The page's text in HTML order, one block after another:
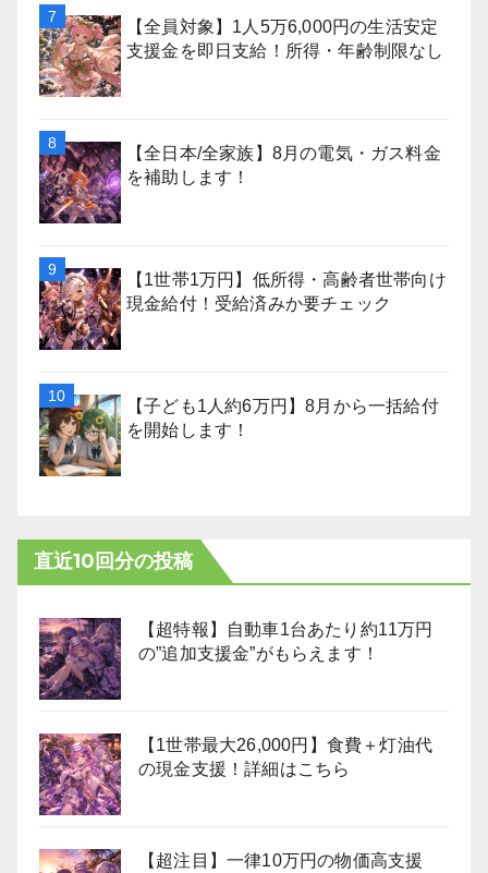
【全員対象】1人5万6,000円の生活安定
支援金を即日支給！所得・年齢制限なし
【全日本/全家族】8月の電気・ガス料金
を補助します！
【1世帯1万円】低所得・高齢者世帯向け
現金給付！受給済みか要チェック
【子ども1人約6万円】8月から一括給付
を開始します！
直近10回分の投稿
【超特報】自動車1台あたり約11万円
の”追加支援金”がもらえます！
【1世帯最大26,000円】食費＋灯油代
の現金支援！詳細はこちら
【超注目】一律10万円の物価高支援